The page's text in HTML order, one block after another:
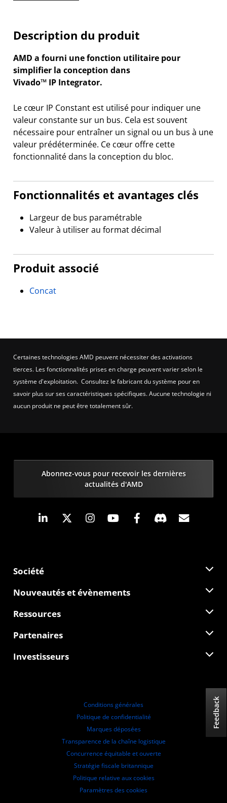
Description du produit
AMD a fourni une fonction utilitaire pour
simplifier la conception dans
Vivado™ IP Integrator.
Le cœur IP Constant est utilisé pour indiquer une
valeur constante sur un bus. Cela est souvent
nécessaire pour entraîner un signal ou un bus à une
valeur prédéterminée. Ce cœur offre cette
fonctionnalité dans la conception du bloc.
Fonctionnalités et avantages clés
Largeur de bus paramétrable
Valeur à utiliser au format décimal
Produit associé
Concat
Certaines technologies AMD peuvent nécessiter des activations
tierces. Les fonctionnalités prises en charge peuvent varier selon le
système d'exploitation. Consultez le fabricant du système pour en
savoir plus sur ses caractéristiques spécifiques. Aucune technologie ni
aucun produit ne peut être totalement sûr.
Abonnez-vous pour recevoir les dernières
actualités d'AMD
LinkedIn Instagram Facebook
Société
À propos d'AMD
Responsabilité d'entreprise
Carrières
Nous contacter
Nouveautés et évènements
Salle de presse
Médiathèque
Ressources
Centre pour les développeurs
Études de cas
Partenaires
Hub partenaires AMD
Investisseurs
Conseil d'administration
Documents de gouvernance
Dépôts auprès de la SEC
Conditions générales
Politique de confidentialité
Marques déposées
Transparence de la chaîne logistique
Concurrence équitable et ouverte
Stratégie fiscale britannique
Politique relative aux cookies
Paramètres des cookies
Feedback